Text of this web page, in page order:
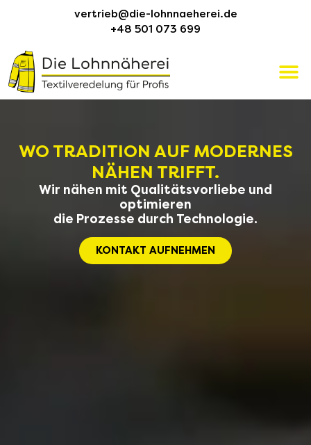
vertrieb@die-lohnnaeherei.de
+48 501 073 699
WO TRADITION AUF MODERNES
NÄHEN TRIFFT.
Wir nähen mit Qualitätsvorliebe und
optimieren
die Prozesse durch Technologie.
KONTAKT AUFNEHMEN